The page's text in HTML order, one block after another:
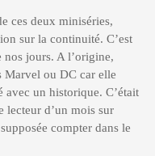
ces deux miniséries,
sur la continuité. C’est
nos jours. A l’origine,
Marvel ou DC car elle
avec un historique. C’était
lecteur d’un mois sur
compter dans le